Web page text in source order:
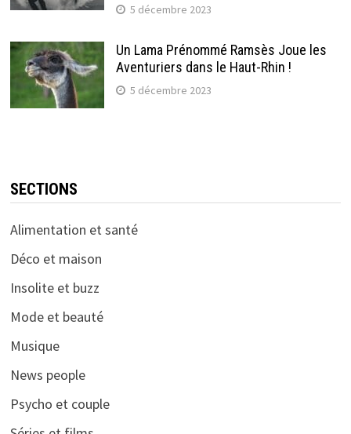
5 décembre 2023
Un Lama Prénommé Ramsès Joue les
Aventuriers dans le Haut-Rhin !
5 décembre 2023
SECTIONS
Alimentation et santé
Déco et maison
Insolite et buzz
Mode et beauté
Musique
News people
Psycho et couple